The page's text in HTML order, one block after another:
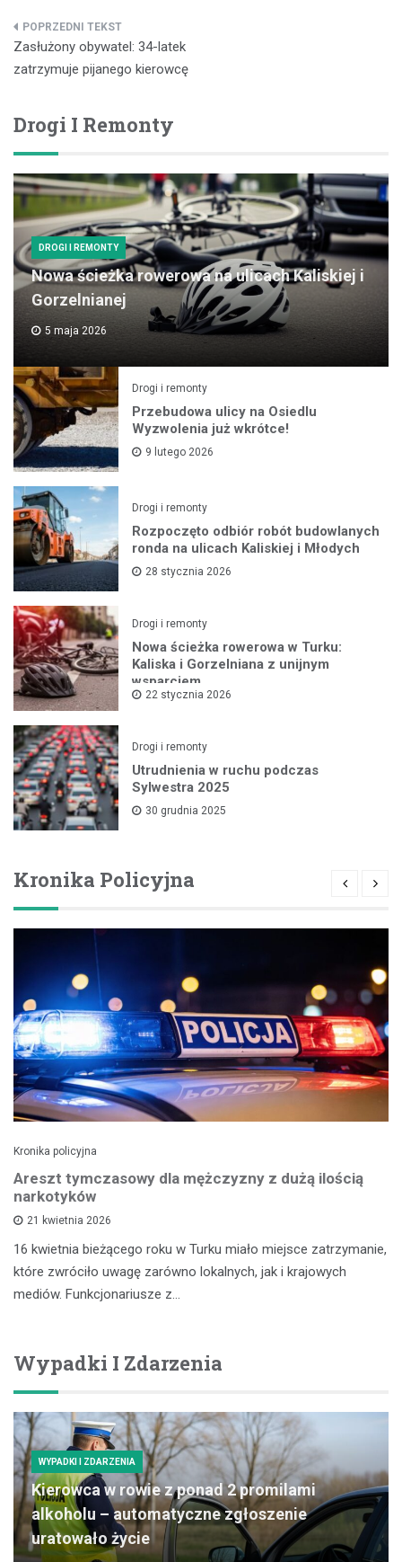
Nawigacja
wpisu
Zasłużony obywatel: 34-latek
zatrzymuje pijanego kierowcę
Drogi I Remonty
DROGI I REMONTY
Nowa ścieżka rowerowa na ulicach Kaliskiej i
Gorzelnianej
5 maja 2026
Drogi i remonty
Przebudowa ulicy na Osiedlu
Wyzwolenia już wkrótce!
9 lutego 2026
Drogi i remonty
Rozpoczęto odbiór robót budowlanych
ronda na ulicach Kaliskiej i Młodych
28 stycznia 2026
Drogi i remonty
Nowa ścieżka rowerowa w Turku:
Kaliska i Gorzelniana z unijnym
wsparciem
22 stycznia 2026
Drogi i remonty
Utrudnienia w ruchu podczas
Sylwestra 2025
30 grudnia 2025
Kronika Policyjna
Kronika policyjna
Areszt tymczasowy dla mężczyzny z dużą ilością
narkotyków
21 kwietnia 2026
16 kwietnia bieżącego roku w Turku miało miejsce zatrzymanie,
które zwróciło uwagę zarówno lokalnych, jak i krajowych
mediów. Funkcjonariusze z…
Wypadki I Zdarzenia
WYPADKI I ZDARZENIA
Kierowca w rowie z ponad 2 promilami
alkoholu – automatyczne zgłoszenie
uratowało życie